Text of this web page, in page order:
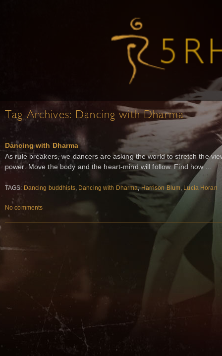
Tag Archives: Dancing with Dharma
Dancing with Dharma
As rule breakers, we dancers are asking the world to stretch the
power. Move the body and the heart-mind will follow. Find how …
TAGS: Dancing buddhists, Dancing with Dharma,Harrison Blum, Lucia Horan
No comments